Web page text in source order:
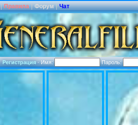
| Правила | Форум | Чат
Регистрация·Имя: Пароль: